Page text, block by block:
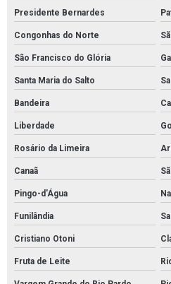
Presidente Bernardes
Congonhas do Norte
São Francisco do Glória
Santa Maria do Salto
Bandeira
Liberdade
Rosário da Limeira
Canaã
Pingo-d'Água
Funilândia
Cristiano Otoni
Fruta de Leite